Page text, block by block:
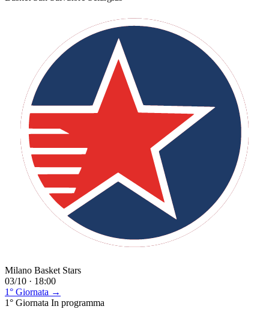
Milano Basket Stars
03/10 · 18:00
1° Giornata →
1° Giornata In programma